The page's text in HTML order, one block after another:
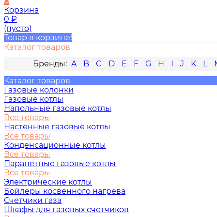
Корзина
0 ₽
(пусто)
Товар в корзине!
Каталог товаров
A
B C D E F G H I J K L
Каталог товаров
Газовые колонки
Газовые котлы
Напольные газовые котлы
Все товары
Настенные газовые котлы
Все товары
Конденсационные котлы
Все товары
Парапетные газовые котлы
Все товары
Электрические котлы
Бойлеры косвенного нагрева
Счетчики газа
Шкафы для газовых счетчиков